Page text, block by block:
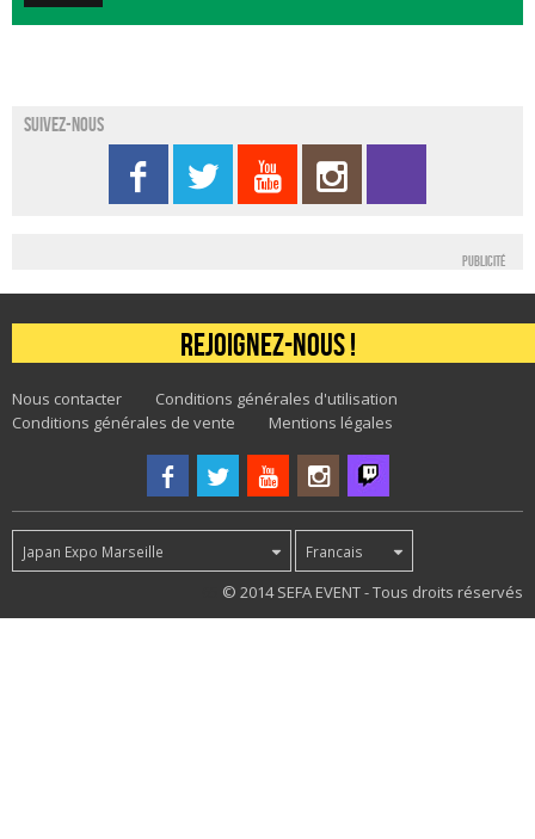
Suivez-nous
Publicité
Rejoignez-nous !
Nous contacter
Conditions générales d'utilisation
Conditions générales de vente
Mentions légales
Japan Expo Marseille Francais
© 2014 SEFA EVENT - Tous droits réservés